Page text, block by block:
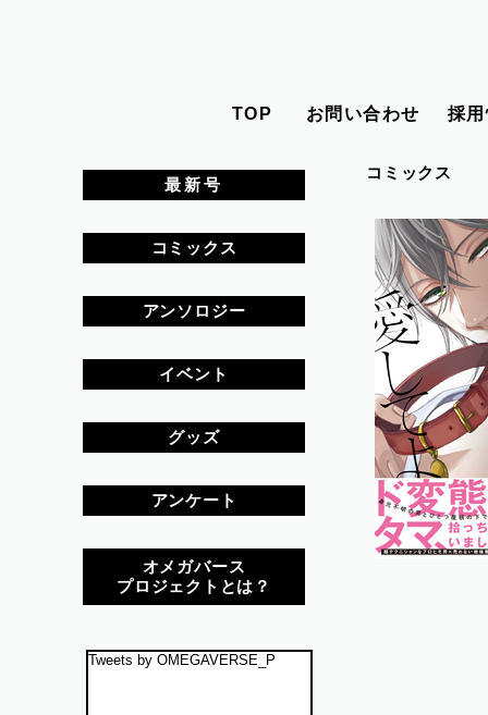
TOP お問い合わせ 採
コミックス
最新号
コミックス
アンソロジー
イベント
グッズ
アンケート
オメガバース
プロジェクトとは？
Tweets by OMEGAVERSE_P